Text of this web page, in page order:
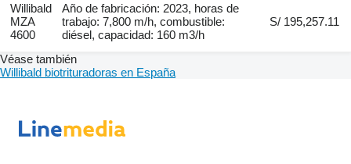
Willibald
MZA
4600
Año de fabricación: 2023, horas de
trabajo: 7,800 m/h, combustible:
diésel, capacidad: 160 m3/h
S/ 195,257.11
Véase también
Willibald biotrituradoras en España